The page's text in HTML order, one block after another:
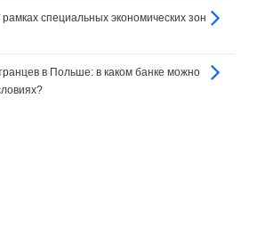
специальных экономических зон
в Польше: в каком банке можно